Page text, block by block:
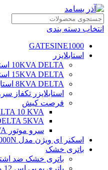
انتخاب دسته بندی
GATESINE1000
استابلایزر
10KVA DELTA استابلایزر
15KVA DELTA استابلایزر
8KVA DELTA استابلایزر
استابلایزر تکفاز سروو
فرصت کیش
10 KVA
5KVA
سرو موتور 15KVA
اسکنر ای ویژن مدل FB1000N
باتری خشک
باتری خشک ضد
باتری یو پی اس 12 ولت 4.5 آمپر-یوفو